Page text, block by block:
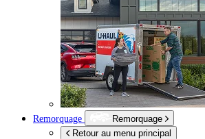
Remorquage
Remorquage
Retour au menu principal